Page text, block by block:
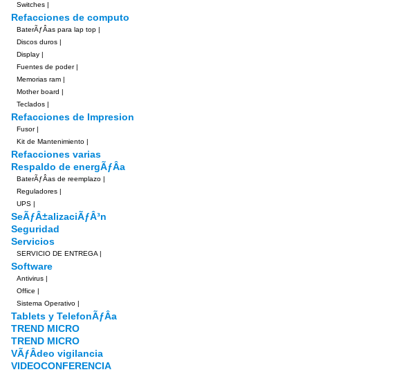
Switches |
Refacciones de computo
BaterÃƒÂ­as para lap top |
Discos duros |
Display |
Fuentes de poder|
Memorias ram |
Mother board |
Teclados |
Refacciones de Impresion
Fusor|
Kit de Mantenimiento |
Refacciones varias
Respaldo de energÃƒÂ­a
BaterÃƒÂ­as de reemplazo |
Reguladores |
UPS |
SeÃƒÂ±alizaciÃƒÂ³n
Seguridad
Servicios
SERVICIO DE ENTREGA |
Software
Antivirus |
Office |
Sistema Operativo |
Tablets y TelefonÃƒÂ­a
TREND MICRO
TREND MICRO
VÃƒÂ­deo vigilancia
VIDEOCONFERENCIA